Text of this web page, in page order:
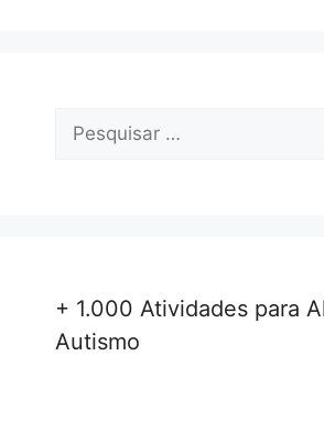
por:
+ 1.000 Atividades para
Autismo